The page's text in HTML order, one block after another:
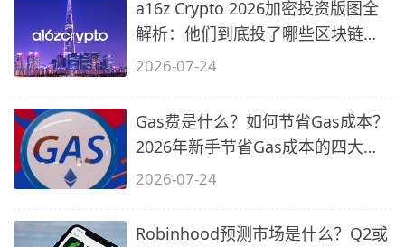
a16z Crypto 2026加密投资版图全
解析：他们到底投了哪些区块链项
目？
2026-07-24
Gas费是什么？如何节省Gas成本？
2026年新手节省Gas成本的四大实
战策略
2026-07-24
Robinhood预测市场是什么？Q2或